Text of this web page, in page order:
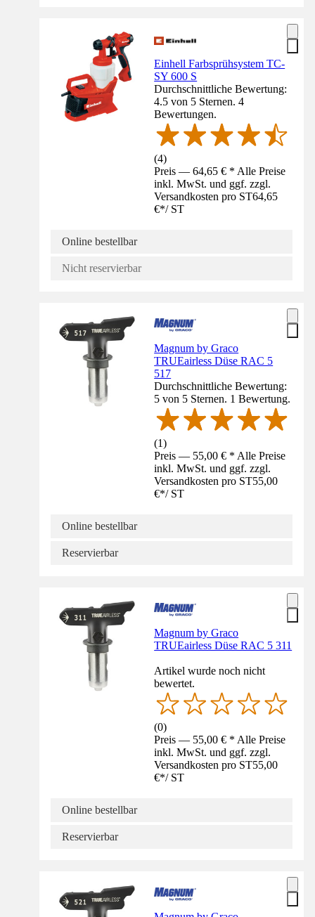
Einhell Farbsprühsystem TC-
SY 600 S
Durchschnittliche Bewertung:
4.5 von 5 Sternen. 4
Bewertungen.
(4)
Preis — 64,65 € * Alle Preise
inkl. MwSt. und ggf. zzgl.
Versandkosten pro ST64,65
€*/ ST
Online bestellbar
Nicht reservierbar
Magnum by Graco
TRUEairless Düse RAC 5
517
Durchschnittliche Bewertung:
5 von 5 Sternen. 1 Bewertung.
(1)
Preis — 55,00 € * Alle Preise
inkl. MwSt. und ggf. zzgl.
Versandkosten pro ST55,00
€*/ ST
Online bestellbar
Reservierbar
Magnum by Graco
TRUEairless Düse RAC 5 311
Artikel wurde noch nicht
bewertet.
(0)
Preis — 55,00 € * Alle Preise
inkl. MwSt. und ggf. zzgl.
Versandkosten pro ST55,00
€*/ ST
Online bestellbar
Reservierbar